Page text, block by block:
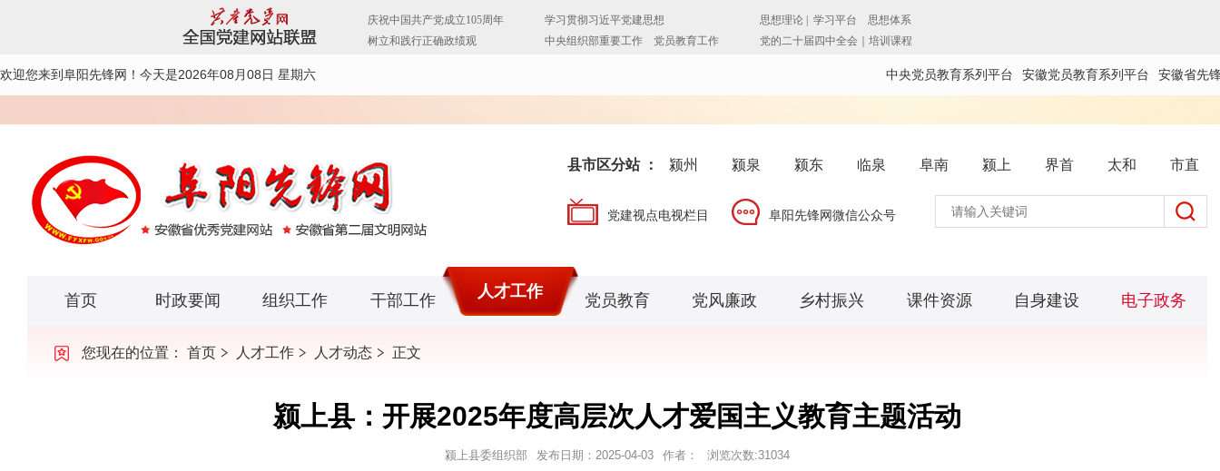
欢迎您来到阜阳先锋网！ 今天是2026年08月08日 星期六 中央党员教育系列平台 安徽党员教育系列平台 安徽省先
县市区分站 ： 颍州 颍泉 颍东 临泉 阜南 颍上 界首 太和 市直
党建视点电视栏目 阜阳先锋网微信公众号
首页 时政要闻 组织工作 干部工作 人才工作 党员教育 党风廉政 乡村振兴 课件资源 自身建设 电子政务
您现在的位置： 首页 人才工作 人才动态 正文
颍上县：开展2025年度高层次人才爱国主义教育主题活动
颍上县委组织部 发布日期： 2025-04-03 作者： 浏览次数:31034